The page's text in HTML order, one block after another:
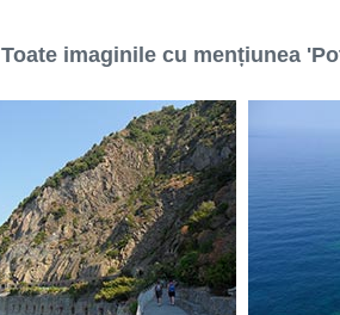
Toate imaginile cu mențiunea